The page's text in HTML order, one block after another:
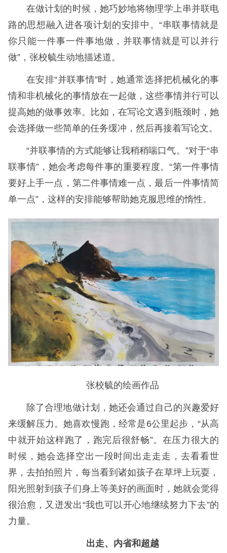
在做计划的时候，她巧妙地将物理学上串并联电
路的思想融入进各项计划的安排中。“串联事情就是
你只能一件事一件事地做，并联事情就是可以并行
做”，张校毓生动地描述道。
在安排“并联事情”时，她通常选择把机械化的事
情和非机械化的事情放在一起做，这些事情并行可以
提高她的做事效率。比如，在写论文遇到瓶颈时，她
会选择做一些简单的任务缓冲，然后再接着写论文。
“并联事情的方式能够让我稍稍喘口气。”对于“串
联事情”，她会考虑每件事的重要程度。“第一件事情
要好上手一点，第二件事情难一点，最后一件事情简
单一点”，这样的安排能够帮助她克服思维的惰性。
张校毓的绘画作品
除了合理地做计划，她还会通过自己的兴趣爱好
来缓解压力。她喜欢慢跑，经常是6公里起步，“从高
中就开始这样跑了，跑完后很舒畅”。在压力很大的
时候，她会选择空出一段时间出走走走，去看看世
界，去拍拍照片，每当看到诸如孩子在草坪上玩耍，
阳光照射到孩子们身上等美好的画面时，她就会觉得
很治愈，又迸发出“我也可以开心地继续努力下去”的
力量。
出走、内省和超越